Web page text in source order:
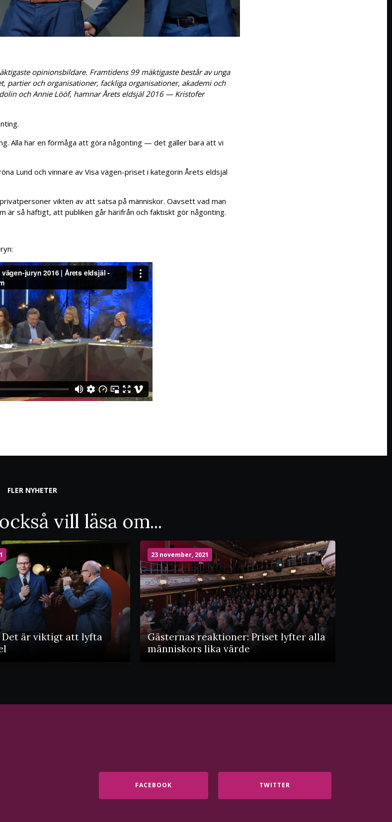
opinionsbildare. Framtidens 99 mäktigaste består av unga
partier och organisationer, fackliga organisationer, akademi och
och Annie Lööf, hamnar Årets eldsjäl 2016 — Kristofer
Alla har en förmåga att göra någonting — det gäller bara att vi
Lund och vinnare av Visa vägen-priset i kategorin Årets eldsjäl
vikten av att satsa på människor. Oavsett vad man
är så häftigt, att publiken går härifrån och faktiskt gör någonting.
FLER NYHETER
vill läsa om...
Det är viktigt att lyfta
Gästernas reaktioner: Priset lyfter alla
människors lika värde
23 november, 2021
FACEBOOK TWITTER